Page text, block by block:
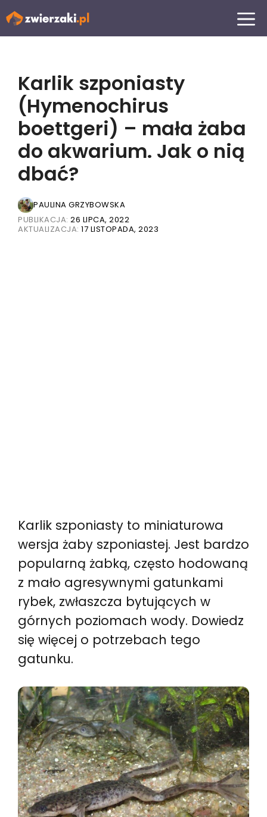
Przejdź
MENU
Karlik szponiasty
(Hymenochirus
boettgeri) – mała żaba
do akwarium. Jak o nią
dbać?
PAULINA GRZYBOWSKA
PUBLIKACJA: 26 LIPCA, 2022
AKTUALIZACJA: 17 LISTOPADA, 2023
Karlik szponiasty to miniaturowa
wersja żaby szponiastej. Jest bardzo
popularną żabką, często hodowaną
z mało agresywnymi gatunkami
rybek, zwłaszcza bytujących w
górnych poziomach wody. Dowiedz
się więcej o potrzebach tego
gatunku.